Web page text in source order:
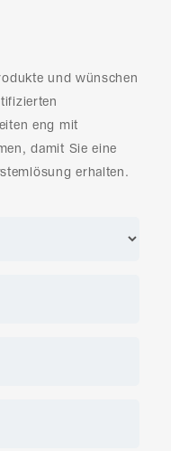
und wünschen
eng mit
damit Sie eine
erhalten.